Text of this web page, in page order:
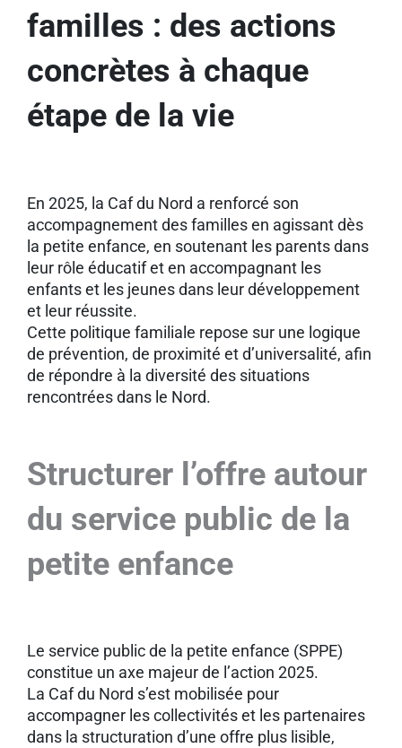
familles : des actions
concrètes à chaque
étape de la vie
En 2025, la Caf du Nord a renforcé son
accompagnement des familles en agissant dès
la petite enfance, en soutenant les parents dans
leur rôle éducatif et en accompagnant les
enfants et les jeunes dans leur développement
et leur réussite.
Cette politique familiale repose sur une logique
de prévention, de proximité et d’universalité, afin
de répondre à la diversité des situations
rencontrées dans le Nord.
Structurer l’offre autour
du service public de la
petite enfance
Le service public de la petite enfance (SPPE)
constitue un axe majeur de l’action 2025.
La Caf du Nord s’est mobilisée pour
accompagner les collectivités et les partenaires
dans la structuration d’une offre plus lisible,